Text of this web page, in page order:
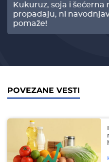
Kukuruz, soja i šećerna
propadaju, ni
pomaže!
POVEZANE VESTI